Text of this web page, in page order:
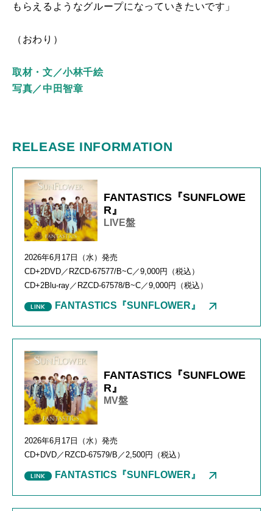
もらえるようなグループになっていきたいです」
（おわり）
取材・文／小林千絵
写真／中田智章
RELEASE INFORMATION
FANTASTICS『SUNFLOWE
R』
LIVE盤
2026年6月 17 日（水）発売
CD+2DVD／ RZCD-67577/B~C／9,000円（税込）
CD+2Blu-ray／ RZCD-67578/B~C／9,000円（税込）
FANTASTICS『SUNFLOWER』
FANTASTICS『SUNFLOWE
R』
MV盤
2026年6月 17 日（水）発売
CD+DVD／ RZCD-67579/B ／2,500円（税込）
FANTASTICS『SUNFLOWER』